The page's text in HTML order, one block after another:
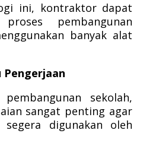
ini, kontraktor dapat
proses pembangunan
banyak alat
Pengerjaan
sekolah,
sangat penting agar
digunakan oleh